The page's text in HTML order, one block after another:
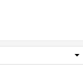
